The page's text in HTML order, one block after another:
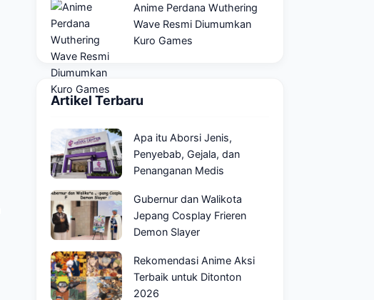
Anime Perdana Wuthering
Wave Resmi Diumumkan
Kuro Games
Artikel Terbaru
Apa itu Aborsi Jenis,
Penyebab, Gejala, dan
Penanganan Medis
Gubernur dan Walikota
Jepang Cosplay Frieren
Demon Slayer
Rekomendasi Anime Aksi
Terbaik untuk Ditonton
2026